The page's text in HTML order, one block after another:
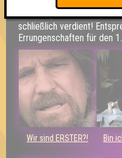
Kleiner Hinweis: bei uns
verlieren, trotzdem auf
schließlich verdient!
Errungenschaften für den
Wir sind ERSTER?! Bin